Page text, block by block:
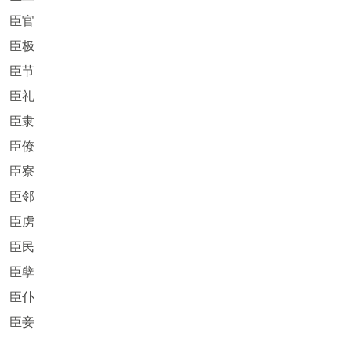
臣官
臣极
臣节
臣礼
臣隶
臣僚
臣寮
臣邻
臣虏
臣民
臣孽
臣仆
臣妾